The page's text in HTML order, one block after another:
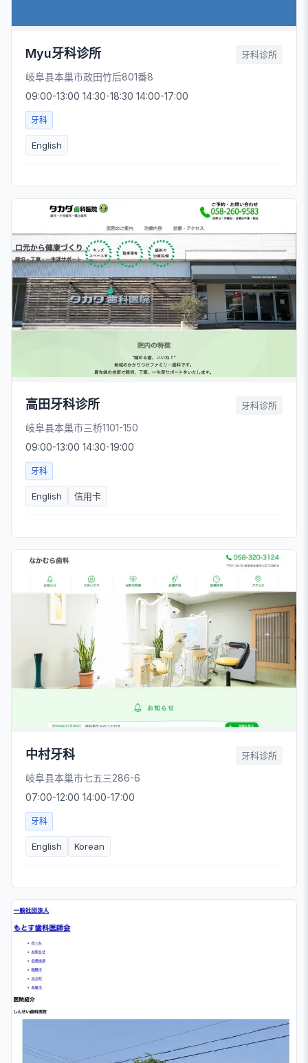
Myu牙科诊所 牙科诊所
岐阜县本巢市政田竹后801番8
09:00-13:00 14:30-18:30 14:00-17:00
牙科
English
高田牙科诊所 牙科诊所
岐阜县本巢市三桥1101-150
09:00-13:00 14:30-19:00
牙科
English 信用卡
中村牙科 牙科诊所
岐阜县本巢市七五三286-6
07:00-12:00 14:00-17:00
牙科
English Korean